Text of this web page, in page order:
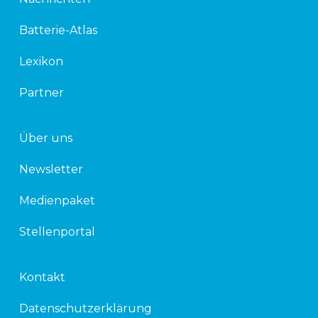
Batterie-Atlas
Lexikon
Partner
Über uns
Newsletter
Medienpaket
Stellenportal
Kontakt
Datenschutzerklärung